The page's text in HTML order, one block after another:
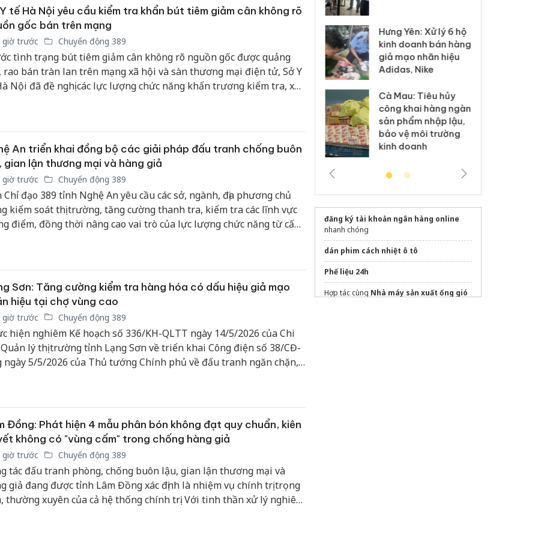
tế Hà Nội yêu cầu kiểm tra khẩn bút tiêm giảm cân không rõ
gốc bán trên mạng
giờ trước Chuyển động 389
tình trạng bút tiêm giảm cân không rõ nguồn gốc được quảng
rao bán tràn lan trên mạng xã hội và sàn thương mại điện tử, Sở Y
Nội đã đề nghị các lực lượng chức năng khẩn trương kiểm tra, xác
An triển khai đồng bộ các giải pháp đấu tranh chống buôn
gian lận thương mại và hàng giả
giờ trước Chuyển động 389
Chỉ đạo 389 tỉnh Nghệ An yêu cầu các sở, ngành, địa phương chủ
kiểm soát thị trường, tăng cường thanh tra, kiểm tra các lĩnh vực
điểm, đồng thời nâng cao vai trò của lực lượng chức năng từ cấp
Sơn: Tăng cường kiểm tra hàng hóa có dấu hiệu giả mạo
hiệu tại chợ vùng cao
giờ trước Chuyển động 389
hiện nghiêm Kế hoạch số 336/KH-QLTT ngày 14/5/2026 của Chi
lý thị trường tỉnh Lạng Sơn về triển khai Công điện số 38/CĐ-
ngày 5/5/2026 của Thủ tướng Chính phủ về đấu tranh ngăn chặn,
doanh tại các khu vực trọng điểm, biên giới cũng như các chợ vùng
vùng xa.
Đồng: Phát hiện 4 mẫu phân bón không đạt quy chuẩn, kiên
không có "vùng cấm" trong chống hàng giả
giờ trước Chuyển động 389
tác đấu tranh phòng, chống buôn lậu, gian lận thương mại và
giả đang được tỉnh Lâm Đồng xác định là nhiệm vụ chính trị trọng
thường xuyên của cả hệ thống chính trị. Với tinh thần xử lý nghiêm
bán yến sào giả
bán bình sữa
Moyuum giả
Quốc ra đầu thú
Hưng Yên: Xử lý 6 hộ
kinh doanh bán hàng
giả mạo nhãn hiệu
Adidas, Nike
Cà Mau: Tiêu hủy
công khai hàng ngàn
sản phẩm nhập lậu,
bảo vệ môi trường
kinh doanh
đăng ký tài khoản ngân hàng online
nhanh chóng
dán phim cách nhiệt ô tô
Phế liệu 24h
Hợp tác cùng Nhà máy sản xuất ống gió